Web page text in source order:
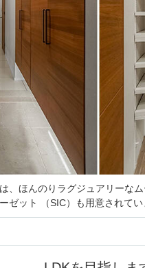
、ほんのりラグジュアリーなム
ゼット （SIC）も用意されてい